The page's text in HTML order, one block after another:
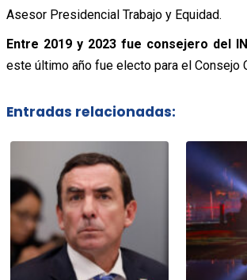
Asesor Presidencial Trabajo y Equidad.
Entre 2019 y 2023 fue consejero del
este último año fue electo para el Consejo
Entradas relacionadas: